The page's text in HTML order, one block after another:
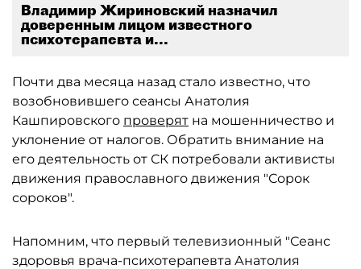
Владимир Жириновский назначил
доверенным лицом известного
психотерапевта и...
Почти два месяца назад стало известно, что
возобновившего сеансы Анатолия
Кашпировского проверят на мошенничество и
уклонение от налогов. Обратить внимание на
его деятельность от СК потребовали активисты
движения православного движения "Сорок
сороков".
Напомним, что первый телевизионный "Сеанс
здоровья врача-психотерапевта Анатолия